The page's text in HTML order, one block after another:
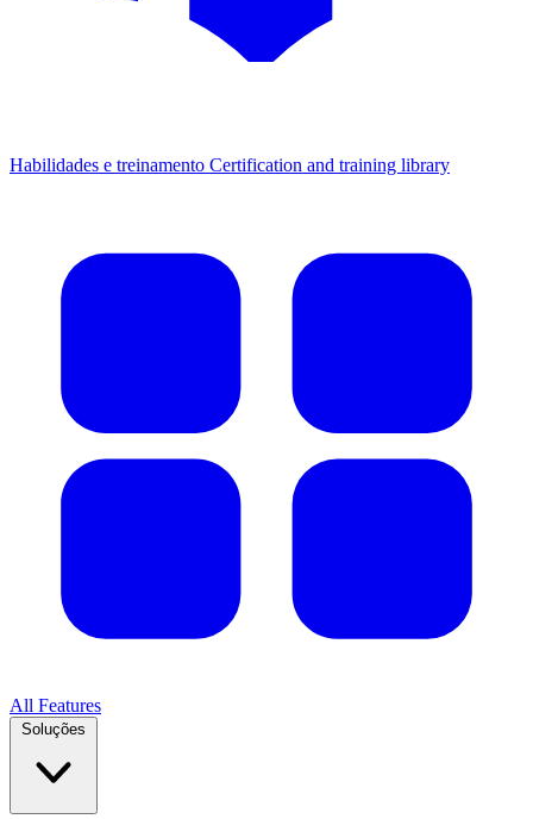
Habilidades e treinamento Certification and training library
All Features